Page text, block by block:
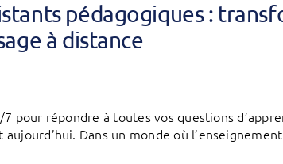
pédagogiques :
à distance
pour répondre à toutes vos questions
Dans un monde où